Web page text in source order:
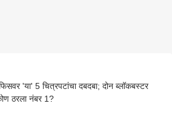
'या' 5 चित्रपटांचा दबदबा; दोन ब्लॉकबस्टर
ठरला नंबर 1?